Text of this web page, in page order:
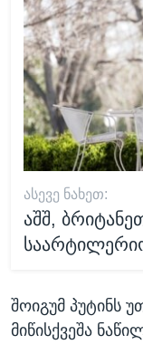
ᲐᲡᲔᲕᲔ ᲜᲐᲮᲔᲗ:
აშშ,
შოიგუმ პუტინს
მიწისქვეშა